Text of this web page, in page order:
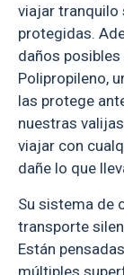
viajar tranquilo
protegidas.
daños
Polipropileno,
las protege
nuestras
viajar con
dañe lo que
Su sistema de
transporte
Están
múltiples